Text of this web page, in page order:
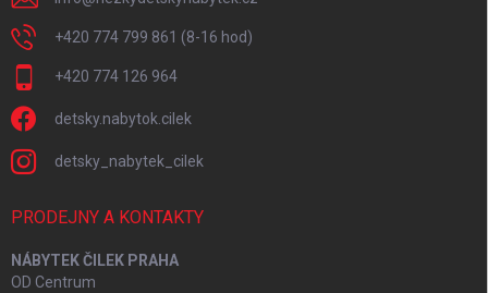
+420 774 799 861 (8-16 hod)
+420 774 126 964
detsky.nabytok.cilek
detsky_nabytek_cilek
PRODEJNY A KONTAKTY
NÁBYTEK ČILEK PRAHA
OD Centrum